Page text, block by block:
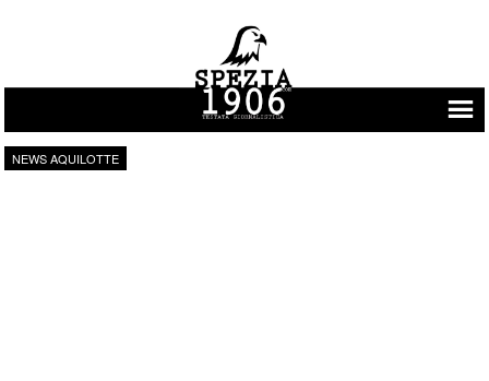
Vai al contenuto
NEWS AQUILOTTE